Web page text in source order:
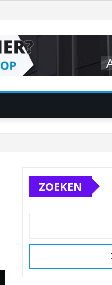
ZOEKEN